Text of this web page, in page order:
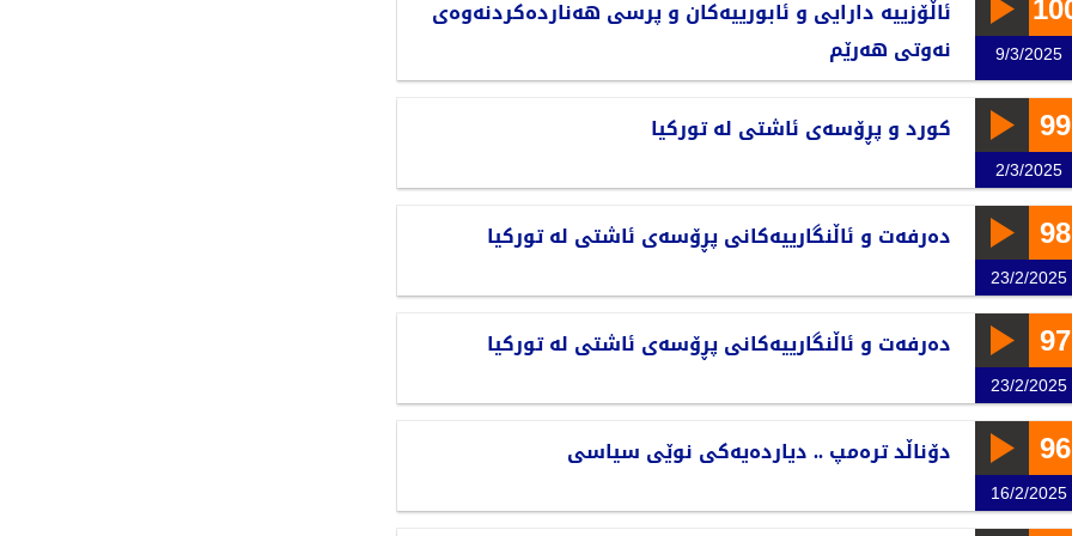
9/3/2025
ئاڵۆزییە دارایی و ئابورییەکان و پرسی هەناردەکردنەوەی
نەوتی هەرێم
99
2/3/2025
کورد و پڕۆسەی ئاشتی لە تورکیا
98
23/2/2025
دەرفەت و ئاڵنگارییەکانی پڕۆسەی ئاشتی لە تورکیا
97
23/2/2025
دەرفەت و ئاڵنگارییەکانی پڕۆسەی ئاشتی لە تورکیا
96
16/2/2025
دۆناڵد ترەمپ .. دیاردەیەکی نوێی سیاسی